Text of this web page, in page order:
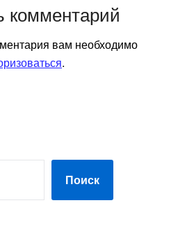
комментарий
вам необходимо
.
Поиск